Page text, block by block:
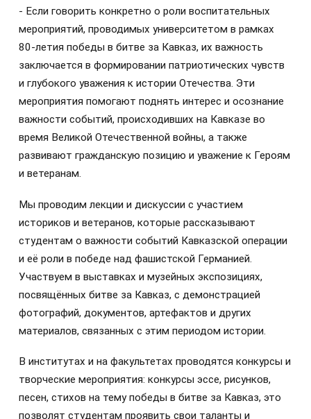
- Если говорить конкретно о роли воспитательных
мероприятий, проводимых университетом в рамках
80-летия победы в битве за Кавказ, их важность
заключается в формировании патриотических чувств
и глубокого уважения к истории Отечества. Эти
мероприятия помогают поднять интерес и осознание
важности событий, происходивших на Кавказе во
время Великой Отечественной войны, а также
развивают гражданскую позицию и уважение к Героям
и ветеранам.
Мы проводим лекции и дискуссии с участием
историков и ветеранов, которые рассказывают
студентам о важности событий Кавказской операции
и её роли в победе над фашистской Германией.
Участвуем в выставках и музейных экспозициях,
посвящённых битве за Кавказ, с демонстрацией
фотографий, документов, артефактов и других
материалов, связанных с этим периодом истории.
В институтах и на факультетах проводятся конкурсы и
творческие мероприятия: конкурсы эссе, рисунков,
песен, стихов на тему победы в битве за Кавказ, это
позволят студентам проявить свои таланты и